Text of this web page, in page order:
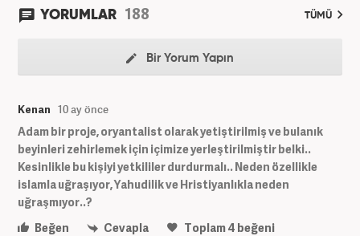
YORUMLAR 188 TÜMÜ
Bir Yorum Yapın
Kenan 10 ay önce
Adam bir proje, oryantalist olarak yetiştirilmiş ve bulanık
beyinleri zehirlemek için içimize yerleştirilmiştir belki..
Kesinlikle bu kişiyi yetkililer durdurmalı.. Neden özellikle
islamla uğraşıyor, Yahudilik ve Hristiyanlıkla neden
uğraşmıyor..?
Beğen
Cevapla Toplam4 beğeni